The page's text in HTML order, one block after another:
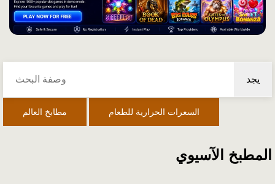
يجد
مطابخ العالم السعرات الحرارية للطعام
المطبخ الآسيوي